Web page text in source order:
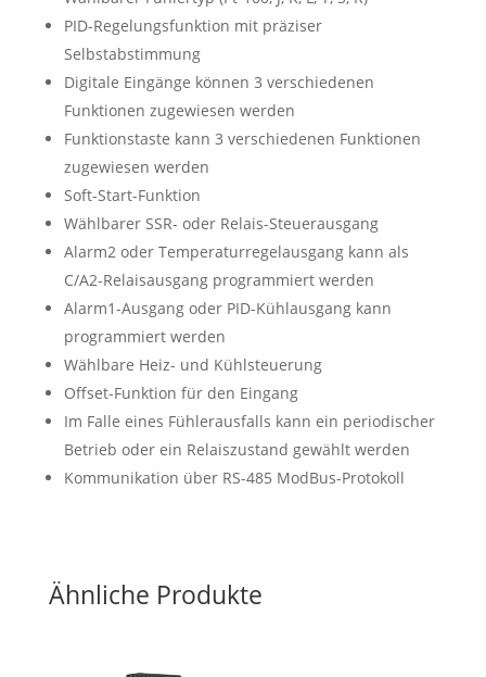
PID-Regelungsfunktion mit präziser
Selbstabstimmung
Digitale Eingänge können 3 verschiedenen
Funktionen zugewiesen werden
Funktionstaste kann 3 verschiedenen Funktionen
zugewiesen werden
Soft-Start-Funktion
Wählbarer SSR- oder Relais-Steuerausgang
Alarm2 oder Temperaturregelausgang kann als
C/A2-Relaisausgang programmiert werden
Alarm1-Ausgang oder PID-Kühlausgang kann
programmiert werden
Wählbare Heiz- und Kühlsteuerung
Offset-Funktion für den Eingang
Im Falle eines Fühlerausfalls kann ein periodischer
Betrieb oder ein Relaiszustand gewählt werden
Kommunikation über RS-485 ModBus-Protokoll
Ähnliche Produkte